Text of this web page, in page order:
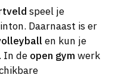
speel je
Daarnaast is er
en kun je
In de open gym werk